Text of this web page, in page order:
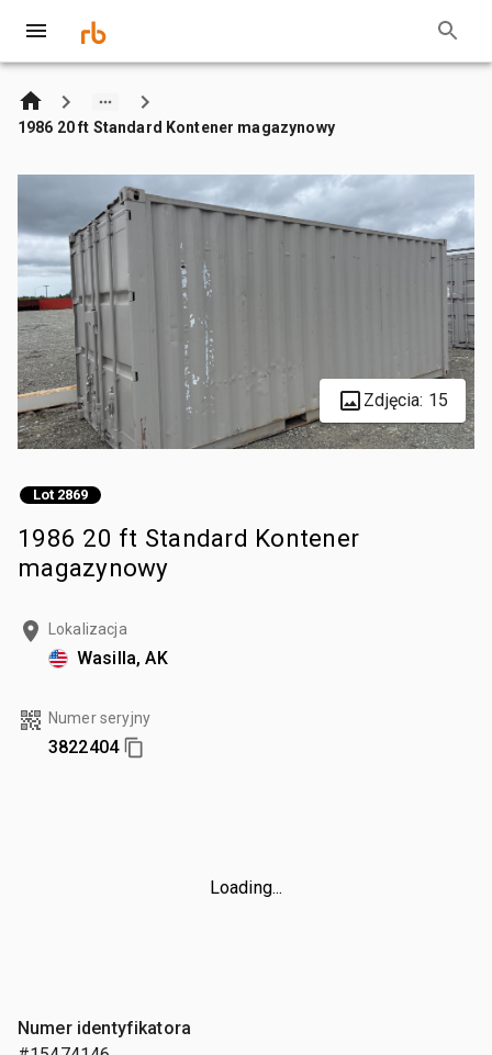
1986 20 ft Standard Kontener magazynowy
Zdjęcia: 15
Lot 2869
1986 20 ft Standard Kontener
magazynowy
Lokalizacja
Wasilla, AK
Numer seryjny
3822404
Loading...
Numer identyfikatora